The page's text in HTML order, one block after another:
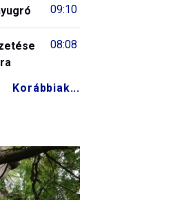
09:10
08:08
Korábbiak...